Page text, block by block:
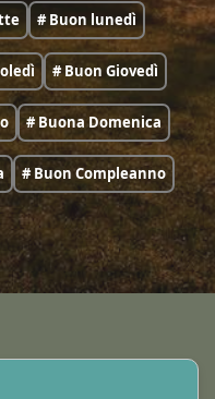
# Buon lunedì
# Buon Giovedì
# Buona Domenica
# Buon Compleanno